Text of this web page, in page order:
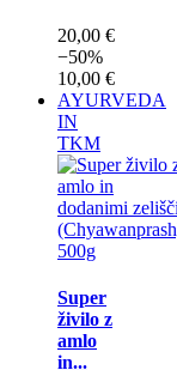
20,00 €
−50%
10,00 €
AYURVEDA
IN
TKM
Super
živilo z
amlo
in...